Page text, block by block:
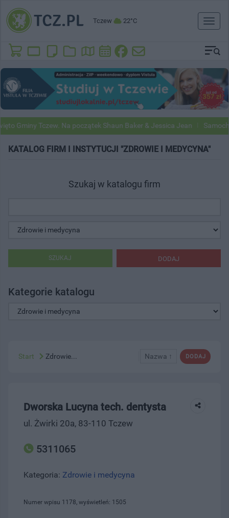
Tczew 22°C
Toggle
Gminy Tczew. Na początek Shaun Baker & Jessica Jean
KATALOG FIRM I INSTYTUCJI "ZDROWIE I MEDYCYNA"
Szukaj w katalogu firm
DODAJ
SZUKAJ
Kategorie katalogu
DODAJ
Nazwa ↑
Start Zdrowie...
Dworska Lucyna tech. dentysta
ul. Żwirki 20a, 83-110 Tczew
5311065
Kategoria: Zdrowie i medycyna
Numer wpisu 1178, wyświetleń: 1505